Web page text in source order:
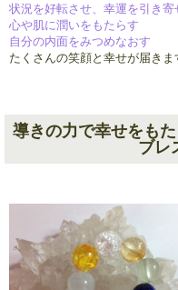
状況を好転させ、幸運を引き寄
心や肌に潤いをもたらす
自分の内面をみつめなおす
たくさんの笑顔と幸せが届きま
導きの力で幸せをも
ブ